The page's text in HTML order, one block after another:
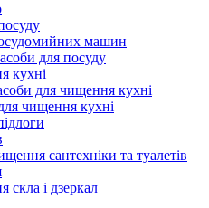
машин
для посуду
кухні
для чищення кухні
чищення кухні
сантехніки та туалетів
скла і дзеркал